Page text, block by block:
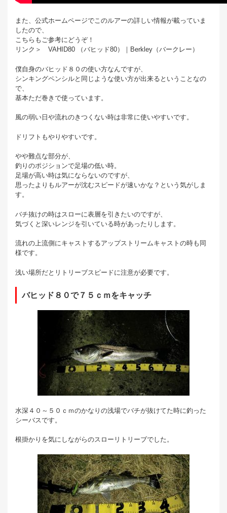
また、公式ホームページでこのルアーの詳しい情報が載っていま
したので、
こちらもご参考にどうぞ！
リンク＞ VAHID80 （バヒッド80）｜Berkley（バークレー）
僕自身のバヒッド８０の使い方なんですが、
シンキングペンシルと同じような使い方が出来るということなの
で、
基本ただ巻きで使っています。
風の弱い日や流れのきつくない時は非常に使いやすいです。
ドリフトもやりやすいです。
やや難点な部分が、
釣りのポジションで足場の低い時。
足場が高い時は気にならないのですが、
思ったよりもルアーが沈むスピードが速いかな？という気がしま
す。
バチ抜けの時はスローに表層を引きたいのですが、
気づくと深いレンジを引いている時があったりします。
流れの上流側にキャストするアップストリームキャストの時も同
様です。
浅い場所だとリトリーブスピードに注意が必要です。
バヒッド８０で７５ｃｍをキャッチ
水深４０～５０ｃｍのかなりの浅場でバチが抜けてた時に釣った
シーバスです。
根掛かりを気にしながらのスローリトリーブでした。